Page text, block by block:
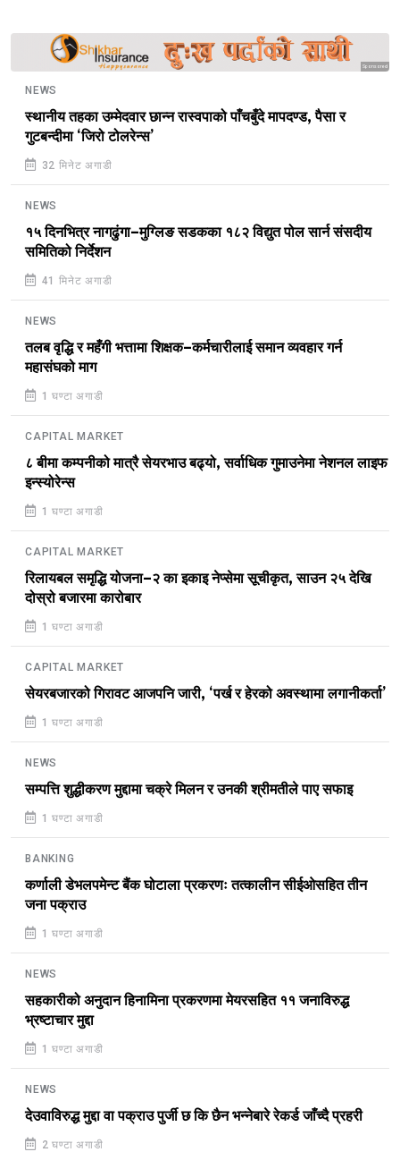
Sponsored
NEWS
स्थानीय तहका उम्मेदवार छान्न रास्वपाको पाँचबुँदे मापदण्ड, पैसा र
गुटबन्दीमा ‘जिरो टोलरेन्स’
32 मिनेट अगाडी
NEWS
१५ दिनभित्र नागढुंगा–मुग्लिङ सडकका १८२ विद्युत पोल सार्न संसदीय
समितिको निर्देशन
41 मिनेट अगाडी
NEWS
तलब वृद्धि र महँगी भत्तामा शिक्षक–कर्मचारीलाई समान व्यवहार गर्न
महासंघको माग
1 घण्टा अगाडी
CAPITAL MARKET
८ बीमा कम्पनीको मात्रै सेयरभाउ बढ्यो, सर्वाधिक गुमाउनेमा नेशनल लाइफ
इन्स्योरेन्स
1 घण्टा अगाडी
CAPITAL MARKET
रिलायबल समृद्धि योजना–२ का इकाइ नेप्सेमा सूचीकृत, साउन २५ देखि
दोस्रो बजारमा कारोबार
1 घण्टा अगाडी
CAPITAL MARKET
सेयरबजारको गिरावट आजपनि जारी, ‘पर्ख र हेरको अवस्थामा लगानीकर्ता’
1 घण्टा अगाडी
NEWS
सम्पत्ति शुद्धीकरण मुद्दामा चक्रे मिलन र उनकी श्रीमतीले पाए सफाइ
1 घण्टा अगाडी
BANKING
कर्णाली डेभलपमेन्ट बैंक घोटाला प्रकरणः तत्कालीन सीईओसहित तीन
जना पक्राउ
1 घण्टा अगाडी
NEWS
सहकारीको अनुदान हिनामिना प्रकरणमा मेयरसहित ११ जनाविरुद्ध
भ्रष्टाचार मुद्दा
1 घण्टा अगाडी
NEWS
देउवाविरुद्ध मुद्दा वा पक्राउ पुर्जी छ कि छैन भन्नेबारे रेकर्ड जाँच्दै प्रहरी
2 घण्टा अगाडी